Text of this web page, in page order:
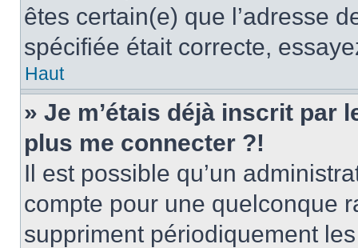
êtes certain(e) que l’adresse
spécifiée était correcte,
Haut
» Je m’étais déjà inscrit par
plus me connecter ?!
Il est possible qu’un
compte pour une quelconque
suppriment périodiquement